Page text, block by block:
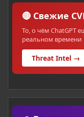
🔴 Свежие
То, о чём ChatGPT
реальном времени
Threat Intel →